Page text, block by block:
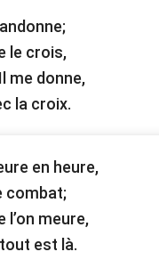
le crois,
me donne,
la croix.
en heure,
combat;
l’on meure,
est là.